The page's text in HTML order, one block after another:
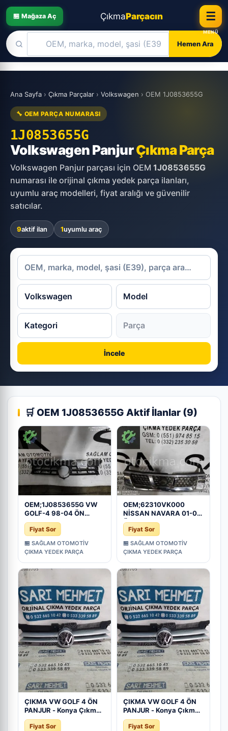
🏪 Mağaza Aç ÇıkmaParçacın
Hemen Ara
☰
Skip
content
Ana Sayfa › Çıkma Parçalar › Volkswagen › OEM 1J0853655G
🔧 OEM PARÇA NUMARASI
1J0853655G
Volkswagen PanjurÇıkma Parça
Volkswagen Panjur parçası için OEM 1J0853655G
numarası ile orijinal çıkma yedek parça ilanları,
uyumlu araç modelleri, fiyat aralığı ve güvenilir
satıcılar.
9aktif ilan 1uyumlu araç
İncele
🛒 OEM 1J0853655G Aktif İlanlar (9)
OEM;1J0853655G VW
GOLF-4 98-04 ÖN
PANJUR
Fiyat Sor
🏪 SAĞLAM OTOMOTİV
ÇIKMA YEDEK PARÇA
OEM;62310VK000
NİSSAN NAVARA 01-05
ÖN PANJUR
Fiyat Sor
🏪 SAĞLAM OTOMOTİV
ÇIKMA YEDEK PARÇA
ÇIKMA VW GOLF 4 ÖN
PANJUR - Konya Çıkma
Parça
Fiyat Sor
ÇIKMA VW GOLF 4 ÖN
PANJUR - Konya Çıkma
Parça
Fiyat Sor